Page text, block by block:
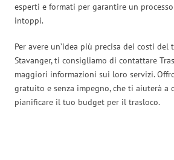
esperti e formati per garantire un
intoppi.
Per avere un’idea più precisa dei costi del
Stavanger, ti consigliamo di contattare
maggiori informazioni sui loro servizi.
gratuito e senza impegno, che ti aiuterà a
pianificare il tuo budget per il trasloco.